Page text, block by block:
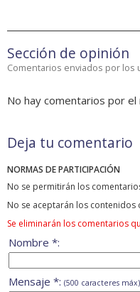
Sección de opinión
Comentarios enviados por los
No hay comentarios por
Deja tu comentario
NORMAS DE PARTICIPACIÓN
No se permitirán los
No se aceptarán los
Se eliminarán los comentarios
Nombre *:
Mensaje *: (500 caracteres máx)